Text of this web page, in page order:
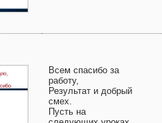
Всем спасибо за
работу,
Результат и добрый
смех.
Пусть на